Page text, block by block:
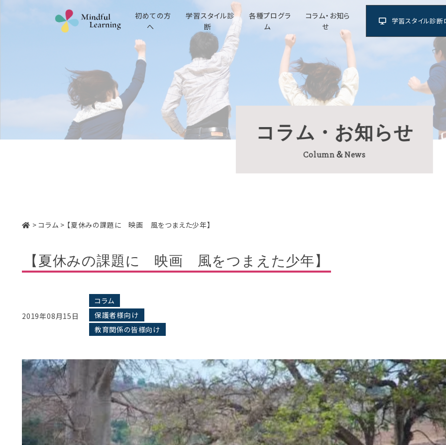
初めての方
へ
学習スタイル診
断
各種プログラ
ム
コラム・お知ら
せ
学習スタイル診断
コラム・お知らせ
Column＆News
>コラム > 【夏休みの課題に 映画 風をつまえた少年】
【夏休みの課題に 映画 風をつまえた少年】
2019年08月15日
コラム
保護者様向け
教育関係の皆様向け